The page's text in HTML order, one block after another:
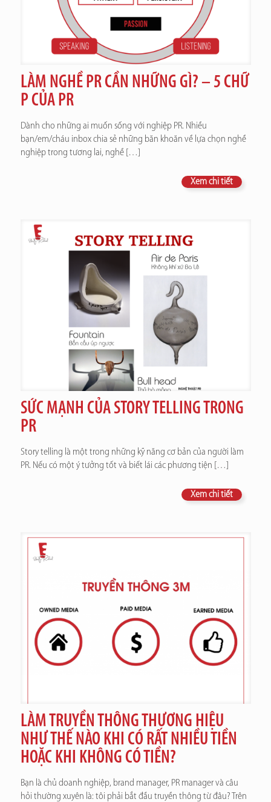
LÀM NGHỀ PR CẦN NHỮNG GÌ? – 5 CHỮ
P CỦA PR
Dành cho những ai muốn sống với nghiệp PR. Nhiều
bạn/em/cháu inbox chia sẻ những băn khoăn về lựa chọn nghề
nghiệp trong tương lai, nghề[…]
Xem chi tiết
SỨC MẠNH CỦA STORY TELLING TRONG
PR
Story telling là một trong những kỹ năng cơ bản của người làm
PR. Nếu có một ý tưởng tốt và biết lái các phương tiện […]
Xem chi tiết
LÀM TRUYỀN THÔNG THƯƠNG HIỆU
NHƯ THẾ NÀO KHI CÓ RẤT NHIỀU TIỀN
HOẶC KHI KHÔNG CÓ TIỀN?
Bạn là chủ doanh nghiệp, brand manager, PR manager và câu
hỏi thường xuyên là: tôi phải bắt đầu truyền thông từ đâu? Trên